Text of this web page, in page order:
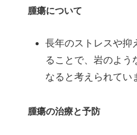
腫瘍について
長年のストレスや抑
ることで、岩のよう
なると考えられてい
腫瘍の治療と予防